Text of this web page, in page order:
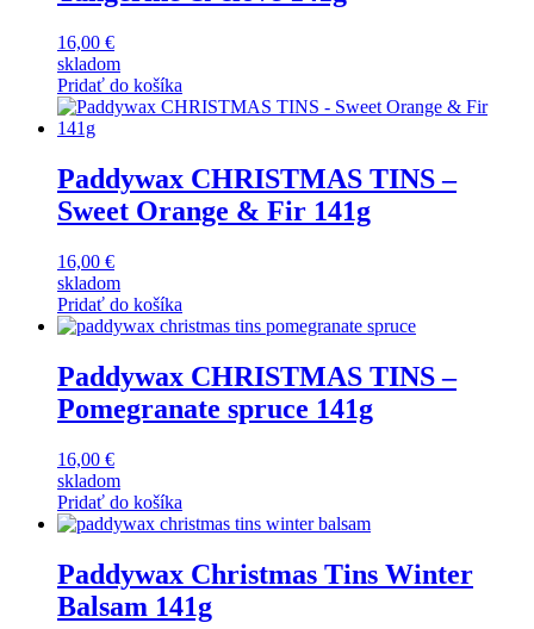
16,00 €
skladom
Pridať do košíka
Paddywax CHRISTMAS TINS –
Sweet Orange & Fir 141g
16,00 €
skladom
Pridať do košíka
Paddywax CHRISTMAS TINS –
Pomegranate spruce 141g
16,00 €
skladom
Pridať do košíka
Paddywax Christmas Tins Winter
Balsam 141g